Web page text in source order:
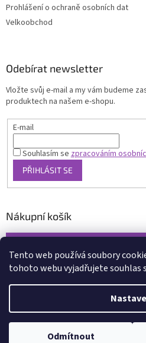
Tento web používá soubory
tohoto webu vyjadřujete souhlas
Odmítnout
Prohlášení o ochraně osobních dat
Velkoobchod
Odebírat newsletter
Vložte svůj e-mail a my vám budeme
produktech na našem e-shopu.
E-mail
Souhlasím sezpracováním
PŘIHLÁSIT SE
Nákupní košík
Vytvořil
Copyright 2026www.xcena.cz.